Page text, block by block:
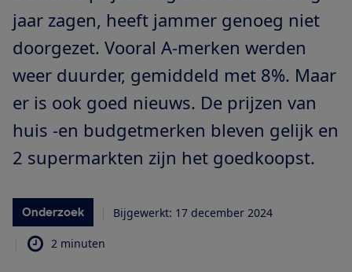
jaar zagen, heeft jammer genoeg niet
doorgezet. Vooral A-merken werden
weer duurder, gemiddeld met 8%. Maar
er is ook goed nieuws. De prijzen van
huis -en budgetmerken bleven gelijk en
2 supermarkten zijn het goedkoopst.
Onderzoek Bijgewerkt: 17 december 2024
2 minuten